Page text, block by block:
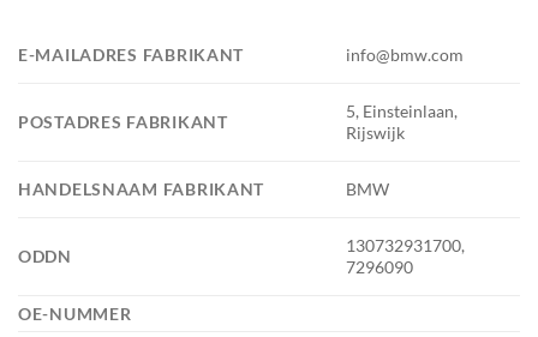
E-MAILADRES FABRIKANT info@bmw.com
POSTADRES FABRIKANT
5, Einsteinlaan,
Rijswijk
HANDELSNAAM FABRIKANT BMW
ODDN
130732931700,
7296090
OE-NUMMER